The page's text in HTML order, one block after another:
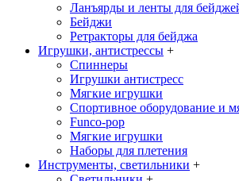
Ланъярды и ленты для
Бейджи
Ретракторы для бейджа
Игрушки, антистрессы +
Спиннеры
Игрушки антистресс
Мягкие игрушки
Спортивное оборудование и
Funco-pop
Мягкие игрушки
Наборы для плетения
Инструменты, светильники +